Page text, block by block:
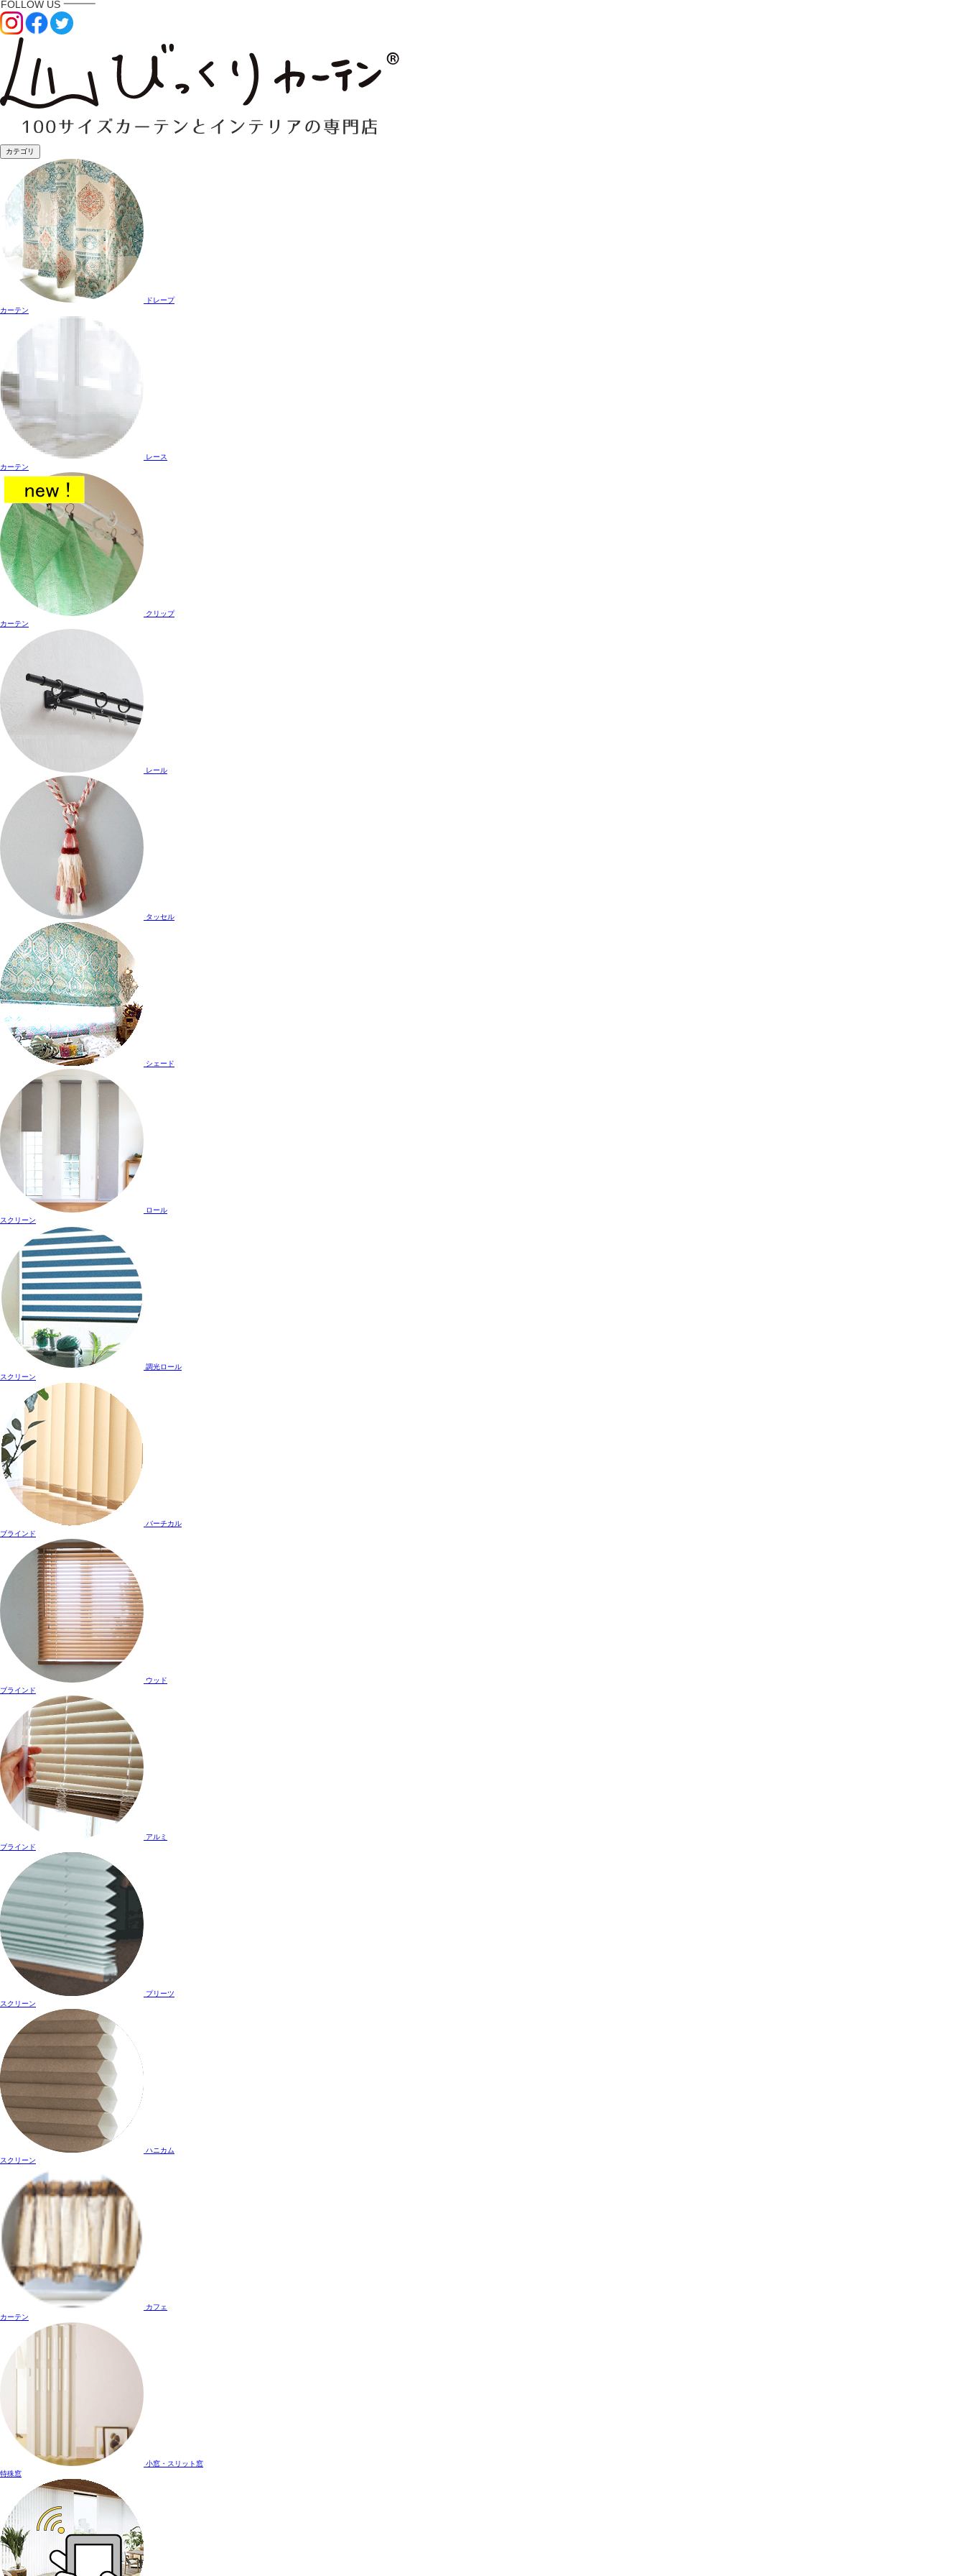
カテゴリ
ドレープ
カーテン
レース
カーテン
クリップ
カーテン
レール
タッセル
シェード
ロール
スクリーン
調光ロール
スクリーン
バーチカル
ブラインド
ウッド
ブラインド
アルミ
ブラインド
プリーツ
スクリーン
ハニカム
スクリーン
カフェ
カーテン
小窓・スリット窓
特殊窓